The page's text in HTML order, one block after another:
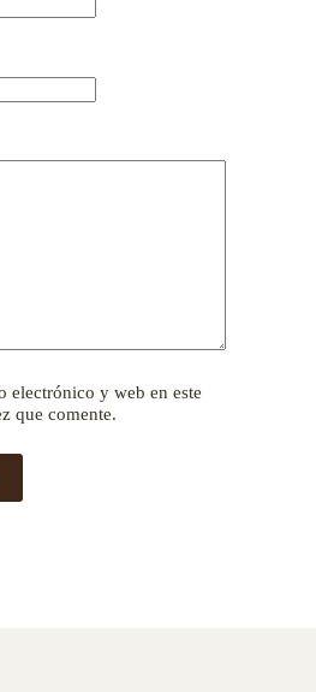
electrónico y web en este
que comente.